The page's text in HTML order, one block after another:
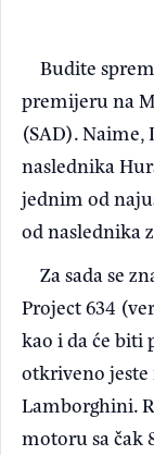
Budite
premijeru na
(SAD).
naslednika
jednim od
od naslednika
Za sada se
Project 634
kao i da će biti
otkriveno jeste
Lamborghini.
motoru sa čak